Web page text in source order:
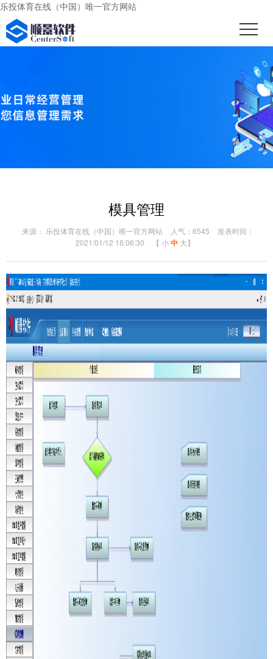
乐投体育在线（中国）唯一官方网站
模具管理
来源： 乐投体育在线（中国）唯一官方网站 人气：6545
发表时间：
2021/01/12 16:06:30
【 小中 大】